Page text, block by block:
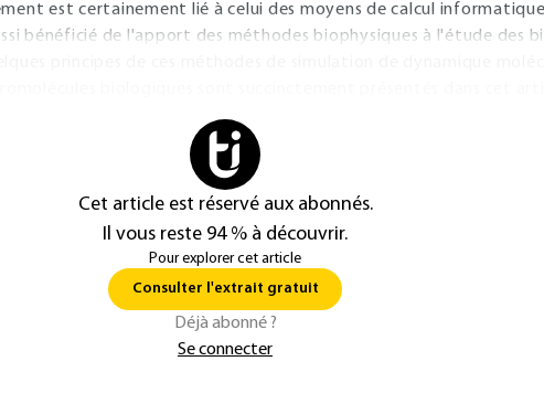
est certainement lié à celui des moyens de calcul
bénéficié de l'apport des méthodes biophysiques à l'étude des
Cet article est réservé aux abonnés.
Il vous reste 94 % à découvrir.
Pour explorer cet article
Consulter l'extrait gratuit
Déjà abonné ?
Se connecter